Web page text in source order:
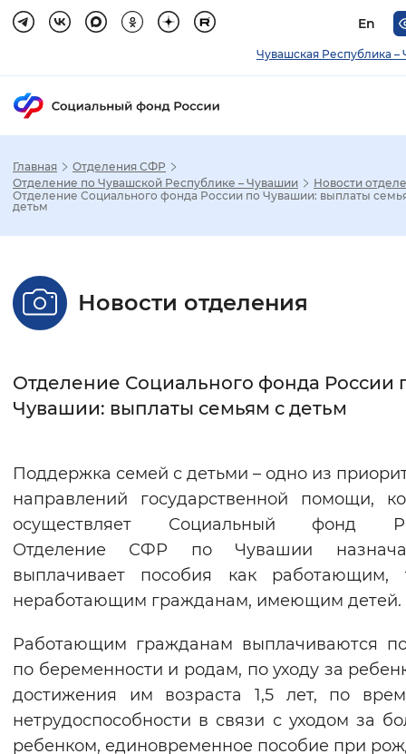
En
Чувашская Республика –
Стандартный Увеличенный
Без засечек С засечками
Нормальный Увеличенный
Цвет сайта
Монохромный Инверсивный
Синий фон
Изображения
Включены Выключены
Звуковой ассистент
Главная
Отделения СФР
Отделение по Чувашской Республике – Чувашии
Новости
Отделение Социального фонда России по Чувашии: выплаты
детьм
Новости отделения
Отделение Социального фонда России
Чувашии: выплаты семьям с детьм
Поддержка семей с детьми – одно из
направлений государственной помощи,
осуществляет Социальный фонд
Отделение СФР по Чувашии
выплачивает пособия как работающим,
неработающим гражданам, имеющим детей.
Работающим гражданам выплачиваются
по беременности и родам, по уходу за
достижения им возраста 1,5 лет, по
нетрудоспособности в связи с уходом за
ребенком, единовременное пособие при